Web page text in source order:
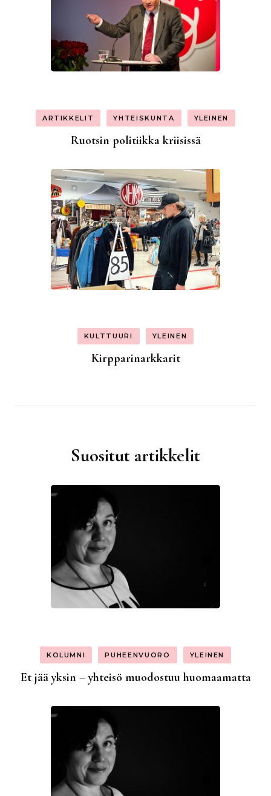
ARTIKKELIT YHTEISKUNTA YLEINEN
Ruotsin politiikka kriisissä
KULTTUURI YLEINEN
Kirpparinarkkarit
Suositut artikkelit
KOLUMNI PUHEENVUORO YLEINEN
Et jää yksin – yhteisö muodostuu huomaamatta